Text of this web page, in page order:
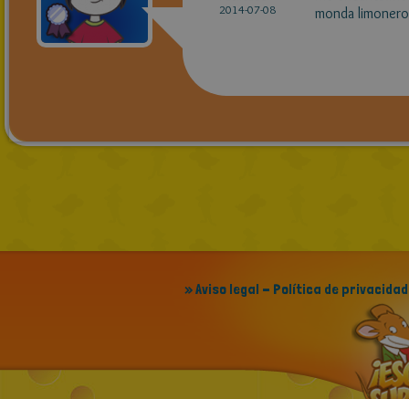
2014-07-08
monda
» Aviso legal - Política de privacidad